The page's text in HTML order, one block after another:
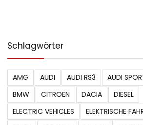
Schlagwörter
AMG AUDI AUDI RS3 AUDI
BMW
CITROEN DACIA
DIESEL
ELECTRIC VEHICLES
ELEKTRISCHE